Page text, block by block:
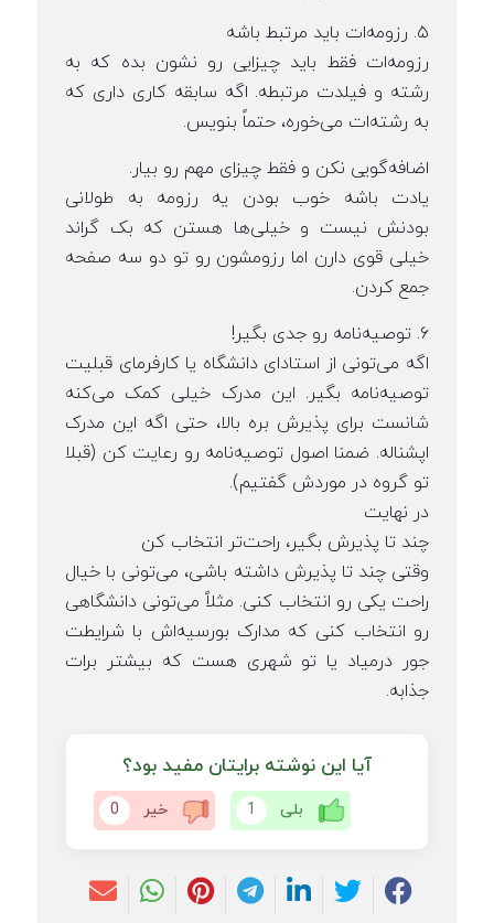
۵. رزومه‌ات باید مرتبط باشه
رزومه‌ات فقط باید چیزایی رو نشون بده که به
رشته و فیلدت مرتبطه. اگه سابقه کاری داری که
به رشته‌ات می‌خوره، حتماً بنویس.
اضافه‌گویی نکن و فقط چیزای مهم رو بیار.
یادت باشه خوب بودن یه رزومه به طولانی
بودنش نیست و خیلی‌ها هستن که بک گراند
خیلی قوی دارن اما رزومشون رو تو دو سه صفحه
جمع کردن.
۶. توصیه‌نامه رو جدی بگیر!
اگه می‌تونی از استادای دانشگاه یا کارفرمای قبلیت
توصیه‌نامه بگیر. این مدرک خیلی کمک می‌کنه
شانست برای پذیرش بره بالا، حتی اگه این مدرک
اپشناله. ضمنا اصول توصیه‌نامه رو رعایت کن (قبلا
تو گروه در موردش گفتیم).
در نهایت
چند تا پذیرش بگیر، راحت‌تر انتخاب کن
وقتی چند تا پذیرش داشته باشی، می‌تونی با خیال
راحت یکی رو انتخاب کنی. مثلاً می‌تونی دانشگاهی
رو انتخاب کنی که مدارک بورسیه‌اش با شرایطت
جور درمیاد یا تو شهری هست که بیشتر برات
جذابه.
آیا این نوشته برایتان مفید بود؟
بلی 1 خیر 0